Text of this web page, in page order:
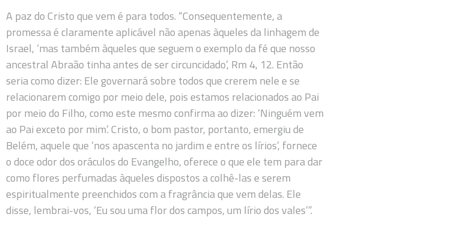
A paz do Cristo que vem é para todos. “Consequentemente, a
promessa é claramente aplicável não apenas àqueles da linhagem de
Israel, ‘mas também àqueles que seguem o exemplo da fé que nosso
ancestral Abraão tinha antes de ser circuncidado’, Rm 4, 12. Então
seria como dizer: Ele governará sobre todos que crerem nele e se
relacionarem comigo por meio dele, pois estamos relacionados ao Pai
por meio do Filho, como este mesmo confirma ao dizer: ‘Ninguém vem
ao Pai exceto por mim’. Cristo, o bom pastor, portanto, emergiu de
Belém, aquele que ‘nos apascenta no jardim e entre os lírios’, fornece
o doce odor dos oráculos do Evangelho, oferece o que ele tem para dar
como flores perfumadas àqueles dispostos a colhê-las e serem
espiritualmente preenchidos com a fragrância que vem delas. Ele
disse, lembrai-vos, ‘Eu sou uma flor dos campos, um lírio dos vales’”.